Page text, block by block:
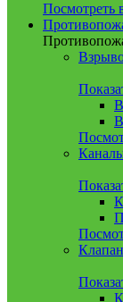
Посмотреть